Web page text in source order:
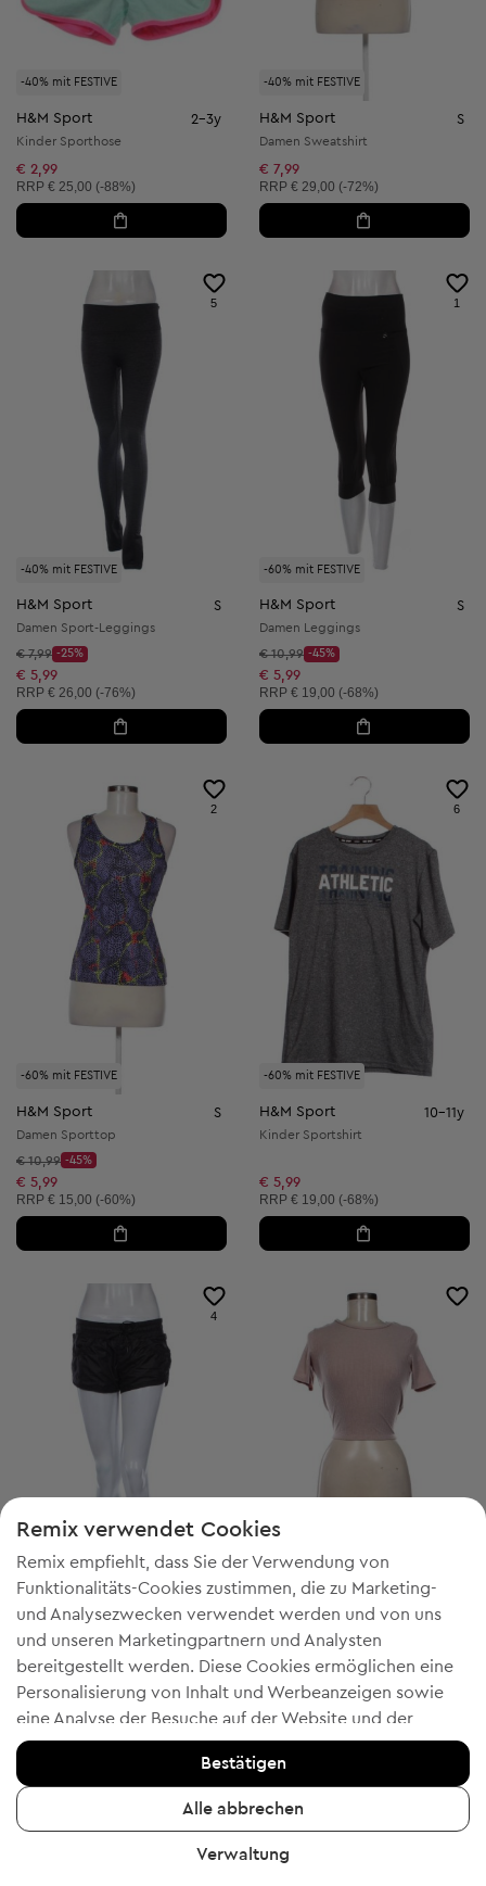
-40% mit FESTIVE
H&M Sport 2-3y
Kinder Sporthose
€ 2,99
Unverbindliche Preisempfehlung:
RRP € 25,00 (-88%)
-40% mit FESTIVE
H&M Sport S
Damen Sweatshirt
€ 7,99
Unverbindliche Preisempfehlung:
RRP € 29,00 (-72%)
-40% mit FESTIVE
5
H&M Sport S
Damen Sport-Leggings
Startpreis:
€ 7,99
Discount Price:
-25%
Reduzierter Preis:
€ 5,99
Unverbindliche Preisempfehlung:
RRP € 26,00 (-76%)
-60% mit FESTIVE
1
H&M Sport S
Damen Leggings
Startpreis:
€ 10,99
Discount Price:
-45%
Reduzierter Preis:
€ 5,99
Unverbindliche Preisempfehlung:
RRP € 19,00 (-68%)
-60% mit FESTIVE
2
H&M Sport S
Damen Sporttop
Startpreis:
€ 10,99
Discount Price:
-45%
Reduzierter Preis:
€ 5,99
Unverbindliche Preisempfehlung:
RRP € 15,00 (-60%)
-60% mit FESTIVE
6
H&M Sport 10-11y
Kinder Sportshirt
€ 5,99
Unverbindliche Preisempfehlung:
RRP € 19,00 (-68%)
-60% mit FESTIVE
4
H&M Sport L
Damen Sport-Kurzhose
€ 8,99
Unverbindliche Preisempfehlung:
-60% mit FESTIVE
H&M Sport
Damen Bluse mit kurzen Ärmeln
Startpreis:
€ 10,99
Discount Price:
-18%
Reduzierter Preis:
€ 8,99
Unverbindliche Preisempfehlung:
€ 19,00 (-52%)
Remix verwendet Cookies
Remix empfiehlt, dass Sie der Verwendung von
Funktionalitäts-Cookies zustimmen, die zu Marketing-
und Analysezwecken verwendet werden und von uns
und unseren Marketingpartnern und Analysten
bereitgestellt werden. Diese Cookies ermöglichen eine
Personalisierung von Inhalt und Werbeanzeigen sowie
eine Analyse der Besuche auf der Website und der
mobilen App - Informationen, die uns helfen, Ihnen
Produkte zu zeigen, die Ihnen gefallen könnten. Wenn Sie
einverstanden sind, bestätigen Sie dies bitte, indem Sie
auf die Schaltfläche "Ja, ich stimme zu" klicken.
Um weitere Informationen zu erhalten, klicken Sie bitte
Bestätigen
Alle abbrechen
Verwaltung